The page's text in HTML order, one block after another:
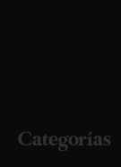
Categorías